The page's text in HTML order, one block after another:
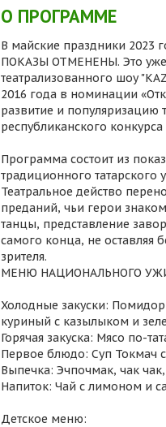
О ПРОГРАММЕ
В майские праздники 2023
ПОКАЗЫ ОТМЕНЕНЫ. Это уже
театрализованного шоу
2016 года в номинации
развитие и популяризацию
республиканского
Программа состоит из
традиционного татарского
Театральное действо
преданий, чьи герои
танцы, представление
самого конца, не оставляя
зрителя.
МЕНЮ НАЦИОНАЛЬНОГО
Холодные закуски:
куриный с казылыком и
Горячая закуска: Мясо по-
Первое блюдо: Суп Токмач
Выпечка: Эчпочмак, чак
Напиток: Чай с лимоном и
Детское меню: